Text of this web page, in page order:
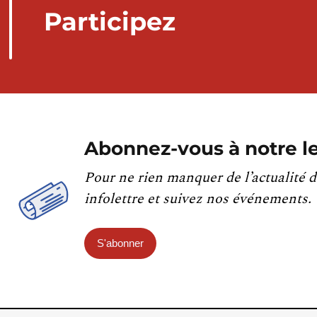
Participez
Abonnez-vous à notre
Pour ne rien manquer de l’actualité
infolettre et suivez nos événements.
S'abonner